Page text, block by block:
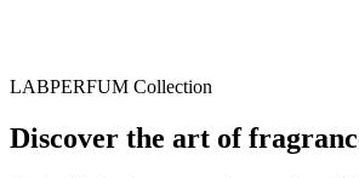
LABPERFUM Collection
Discover the art of